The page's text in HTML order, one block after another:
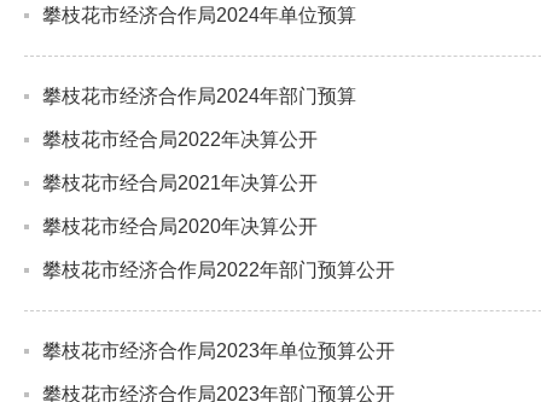
攀枝花市经济合作局2024年单位预算
攀枝花市经济合作局2024年部门预算
攀枝花市经合局2022年决算公开
攀枝花市经合局2021年决算公开
攀枝花市经合局2020年决算公开
攀枝花市经济合作局2022年部门预算公开
攀枝花市经济合作局2023年单位预算公开
攀枝花市经济合作局2023年部门预算公开